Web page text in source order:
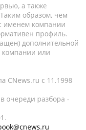
а также
образом, чем
именем компании
профиль.
дополнительной
или
CNews.ru c 11.1998
очереди разбора -